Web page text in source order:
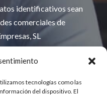
tecnologías como las
del dispositivo. El
identificativos sean
comerciales de
SL
SOBRE